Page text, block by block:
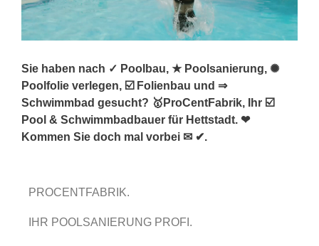
Sie haben nach ✓ Poolbau, ★ Poolsanierung, ✺
Poolfolie verlegen, ☑️ Folienbau und ⇒
Schwimmbad gesucht? 🥇ProCentFabrik, Ihr ☑️
Pool & Schwimmbadbauer für Hettstadt. ❤
Kommen Sie doch mal vorbei ✉ ✔.
PROCENTFABRIK.
IHR POOLSANIERUNG PROFI.